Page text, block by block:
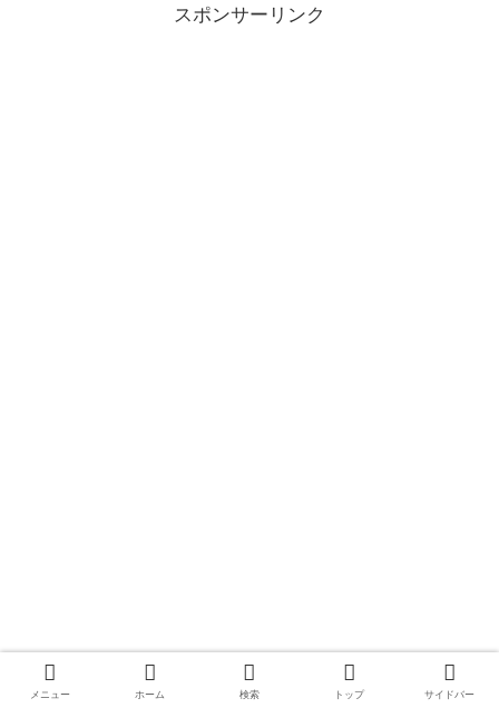
スポンサーリンク
メニュー ホーム 検索 トップ サイドバー